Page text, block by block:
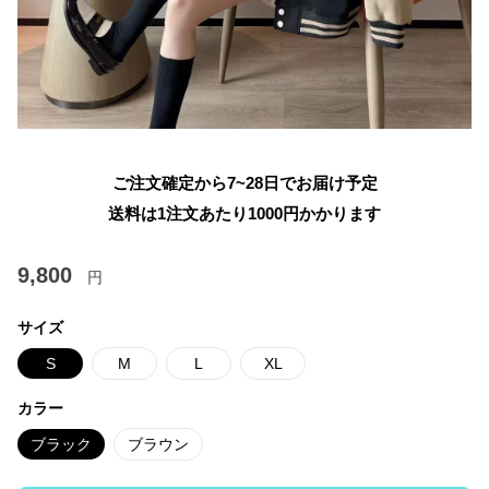
ご注文確定から7~28日でお届け予定
送料は1注文あたり 1000円かかります
9,800 円
サイズ
S M L XL
カラー
ブラック ブラウン